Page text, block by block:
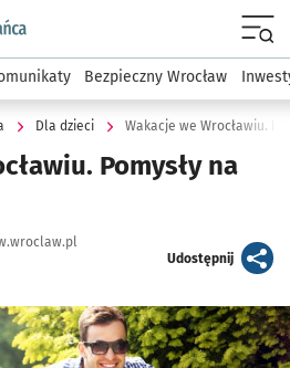
podserwis: Dla mieszkańca
Bezpieczny Wrocław
Dla dzieci Wakacje we Wrocławiu.
Pomysły na
Udostępnijartykuł